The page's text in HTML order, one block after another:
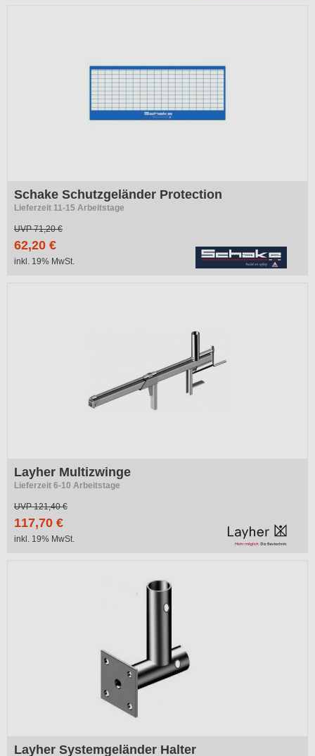
Schake Schutzgeländer Protection
Lieferzeit 11-15 Arbeitstage
UVP71,20 €
62,20 €
inkl. 19% MwSt.
Layher Multizwinge
Lieferzeit 6-10 Arbeitstage
UVP121,40 €
117,70 €
inkl. 19% MwSt.
Layher Systemgeländer Halter